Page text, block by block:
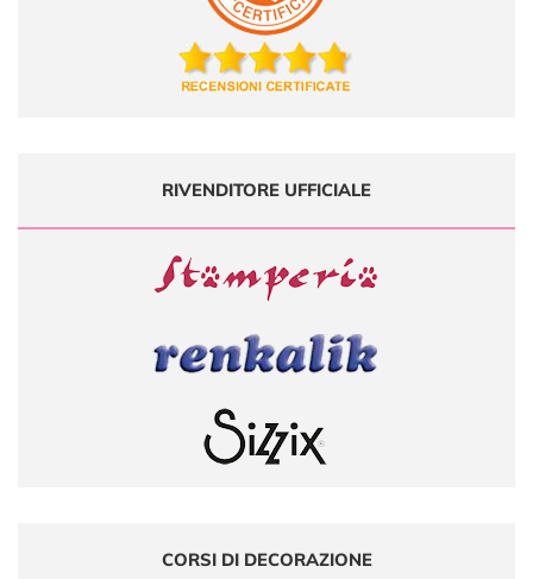
RIVENDITORE UFFICIALE
CORSI DI DECORAZIONE